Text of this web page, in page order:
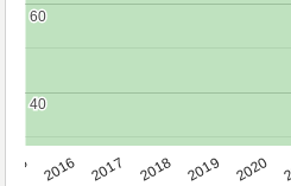
2016 2017 2018 2019 2020
40
40
60
60